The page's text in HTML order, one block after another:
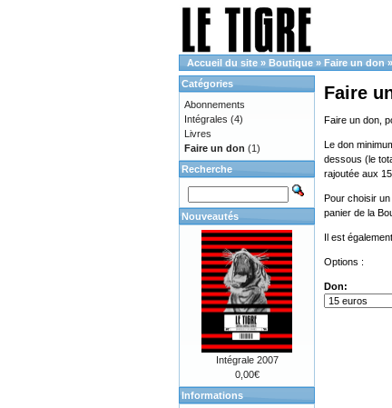
Accueil du site » Boutique » Faire un don »
Faire
Faire un don,
Le don
dessous (le
rajoutée aux
Pour choisir
panier de la
Il est
Options :
Don:
Catégories
Abonnements
Intégrales (4)
Livres
Faire un don (1)
Recherche
Nouveautés
Intégrale 2007
0,00€
Informations